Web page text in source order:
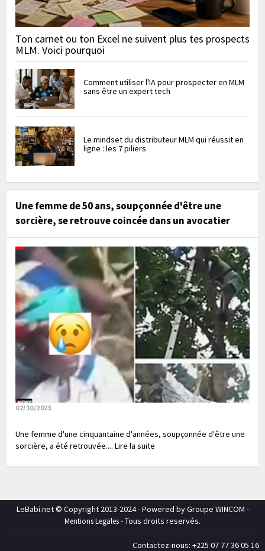
Ton carnet ou ton Excel ne suivent plus tes prospects
MLM. Voici pourquoi
Comment utiliser l'IA pour prospecter en MLM
sans être un expert tech
Le mindset du distributeur MLM qui réussit en
ligne : les 7 piliers
Une femme de 50 ans, soupçonnée d'être une
sorcière, se retrouve coincée dans un avocatier
02/10/2025
Une femme d'une cinquantaine d'années, soupçonnée d'être une
sorcière, a été retrouvée.... Lire la suite
LeBabi.net © Copyright 2013-2024 - Powered by Groupe WINCOM -
Mentions Legales- Tous droits reservés.
Contactez-nous: +225 07 77 36 05 16